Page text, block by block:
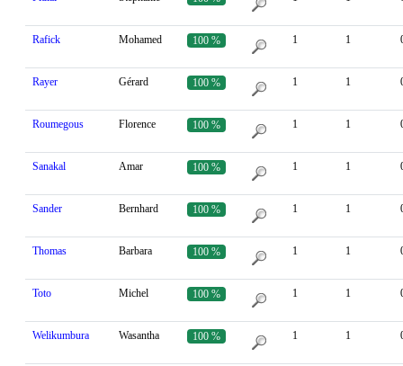
Rafick Mohamed 100 % 1 1
Rayer Gérard 100 % 1 1
Roumegous Florence 100 % 1 1
Sanakal Amar 100 % 1 1
Sander Bernhard 100 % 1 1
Thomas Barbara 100 % 1 1
Toto Michel 100 % 1 1
Welikumbura Wasantha 100 % 1 1